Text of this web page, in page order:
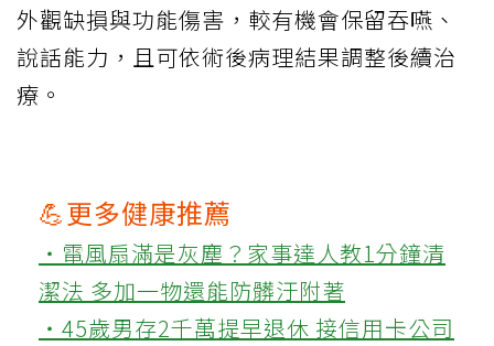
外觀缺損與功能傷害，較有機會保留吞嚥、
說話能力，且可依術後病理結果調整後續治
療。
💪更多健康推薦
‧電風扇滿是灰塵？家事達人教1分鐘清
潔法 多加一物還能防髒汙附著
‧45歲男存2千萬提早退休 接信用卡公司